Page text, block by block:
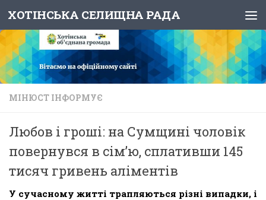
Skip to content
ХОТІНСЬКА СЕЛИЩНА РАДА
МІНЮСТ ІНФОРМУЄ
Любов і гроші: на Сумщині чоловік
повернувся в сім’ю, сплативши 145
тисяч гривень аліментів
У сучасному житті трапляються різні випадки, і